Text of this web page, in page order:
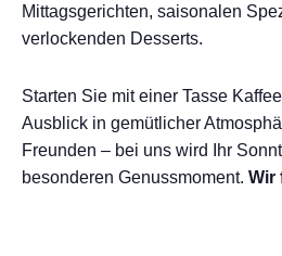
Mittagsgerichten, saisonalen
verlockenden Desserts.
Starten Sie mit einer Tasse
Ausblick in gemütlicher
Freunden – bei uns wird Ihr
besonderen Genussmoment. Wir